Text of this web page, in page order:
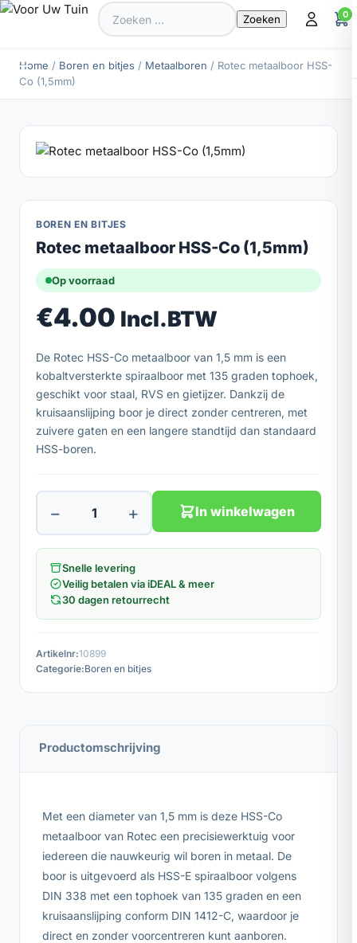
Zoeken
naar:
0
Home / Boren en bitjes / Metaalboren / Rotec metaalboor HSS-
Co (1,5mm)
BOREN EN BITJES
Rotec metaalboor HSS-Co (1,5mm)
Op voorraad
€4.00 Incl.BTW
De Rotec HSS-Co metaalboor van 1,5 mm is een
kobaltversterkte spiraalboor met 135 graden tophoek,
geschikt voor staal, RVS en gietijzer. Dankzij de
kruisaanslijping boor je direct zonder centreren, met
zuivere gaten en een langere standtijd dan standaard
HSS-boren.
− + In winkelwagen
Snelle levering
Veilig betalen via iDEAL & meer
30 dagen retourrecht
Artikelnr:10899
Categorie:Boren en bitjes
Productomschrijving
Met een diameter van 1,5 mm is deze HSS-Co
metaalboor van Rotec een precisiewerktuig voor
iedereen die nauwkeurig wil boren in metaal. De
boor is uitgevoerd als HSS-E spiraalboor volgens
DIN 338 met een tophoek van 135 graden en een
kruisaanslijping conform DIN 1412-C, waardoor je
direct en zonder voorcentreren kunt aanboren.